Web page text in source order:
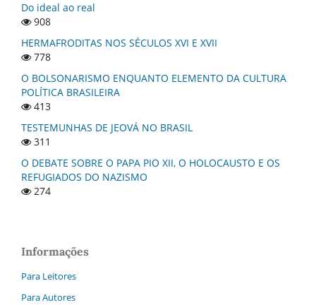
Do ideal ao real
908
HERMAFRODITAS NOS SÉCULOS XVI E XVII
778
O BOLSONARISMO ENQUANTO ELEMENTO DA CULTURA
POLÍTICA BRASILEIRA
413
TESTEMUNHAS DE JEOVÁ NO BRASIL
311
O DEBATE SOBRE O PAPA PIO XII, O HOLOCAUSTO E OS
REFUGIADOS DO NAZISMO
274
Informações
Para Leitores
Para Autores